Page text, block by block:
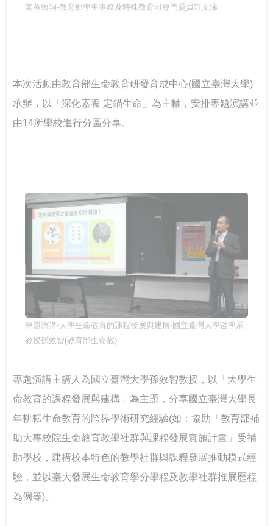
開幕致詞-教育部學生事務及特殊教育司專門委員許文溱
本次活動由教育部生命教育研發育成中心(國立臺灣大學)
承辦，以「深化素養 定錨生命」為主軸，安排專題演講並
由14所學校進行分區分享。
專題演講-大學生命教育的課程發展與建構-國立臺灣大學哲學系
教授孫效智(教育部生命教)
專題演講主講人為國立臺灣大學孫效智教授，以「大學生
命教育的課程發展與建構」為主題，分享國立臺灣大學長
年耕耘生命教育的跨界學術研究經驗(如：協助「教育部補
助大專校院生命教育教學社群與課程發展實施計畫」受補
助學校，建構校本特色的教學社群與課程發展推動模式經
驗，並以臺大發展生命教育學分學程及教學社群推展歷程
為例等)。